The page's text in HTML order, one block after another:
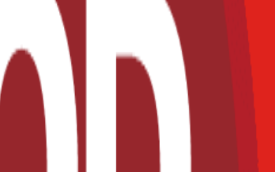
la misión de sustentabilidad de PepsiCo,
locales para ayudar a encarar los retos
saludables, destacó Pedro
y difusión de información